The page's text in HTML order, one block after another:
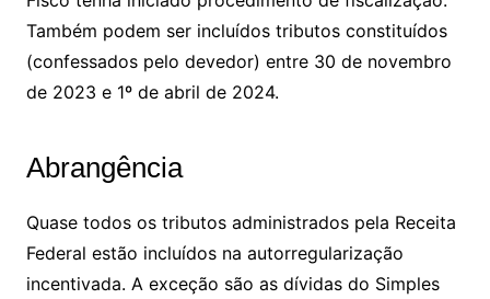
Também podem ser incluídos tributos constituídos
(confessados pelo devedor) entre 30 de novembro
de 2023 e 1º de abril de 2024.
Abrangência
Quase todos os tributos administrados pela Receita
Federal estão incluídos na autorregularização
incentivada. A exceção são as dívidas do Simples